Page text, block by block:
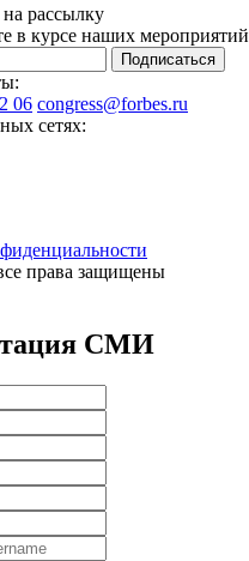
рассылку
в курсе наших мероприятий
Подписаться
06 congress@forbes.ru
сетях:
права защищены
СМИ